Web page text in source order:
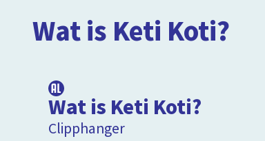
Wat is Keti Koti?
Wat is Keti Koti?
Clipphanger